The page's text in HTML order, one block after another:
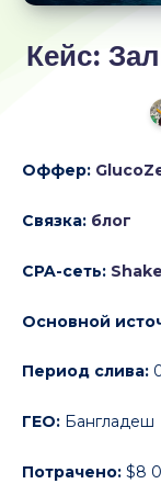
Кейс:
Оффер:
Связка: блог
CPA-сеть:
Основной
Период слива:
ГЕО:
Потрачено: